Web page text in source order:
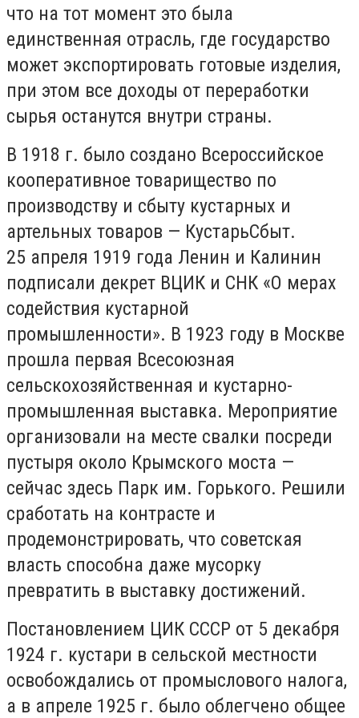
что на тот момент это была
единственная отрасль, где государство
может экспортировать готовые изделия,
при этом все доходы от переработки
сырья останутся внутри страны.
В 1918 г. было создано Всероссийское
кооперативное товарищество по
производству и сбыту кустарных и
артельных товаров — КустарьСбыт.
25 апреля 1919 года Ленин и Калинин
подписали декрет ВЦИК и СНК «О мерах
содействия кустарной
промышленности». В 1923 году в Москве
прошла первая Всесоюзная
сельскохозяйственная и кустарно-
промышленная выставка. Мероприятие
организовали на месте свалки посреди
пустыря около Крымского моста —
сейчас здесь Парк им. Горького. Решили
сработать на контрасте и
продемонстрировать, что советская
власть способна даже мусорку
превратить в выставку достижений.
Постановлением ЦИК СССР от 5 декабря
1924 г. кустари в сельской местности
освобождались от промыслового налога,
а в апреле 1925 г. было облегчено общее